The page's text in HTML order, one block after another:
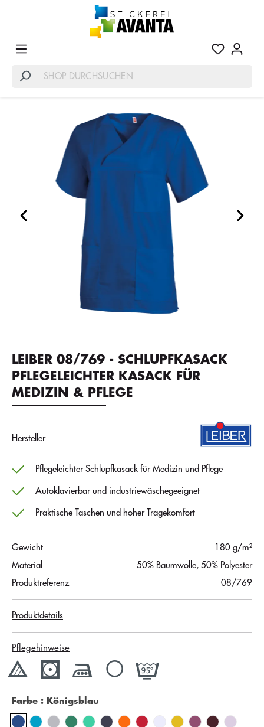
LEIBER 08/769 - SCHLUPFKASACK
PFLEGELEICHTER KASACK FÜR
MEDIZIN & PFLEGE
Hersteller
Pflegeleichter Schlupfkasack für Medizin und Pflege
Autoklavierbar und industriewäschegeeignet
Praktische Taschen und hoher Tragekomfort
Gewicht
180 g/m²
Material
50% Baumwolle, 50% Polyester
Produktreferenz
08/769
Produktdetails
Pflegehinweise
Farbe : Königsblau